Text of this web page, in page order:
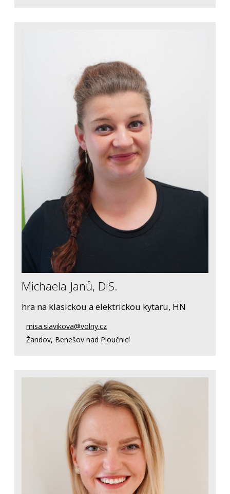
Michaela Janů, DiS.
hra na klasickou a elektrickou kytaru, HN
misa.slavikova@volny.cz
Žandov, Benešov nad Ploučnicí